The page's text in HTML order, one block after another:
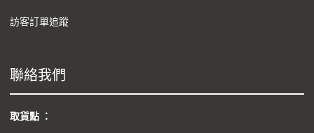
訪客訂單追蹤
聯絡我們
取貨點 ：